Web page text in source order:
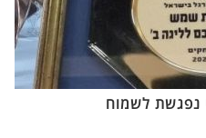
נפגשת לשמוח